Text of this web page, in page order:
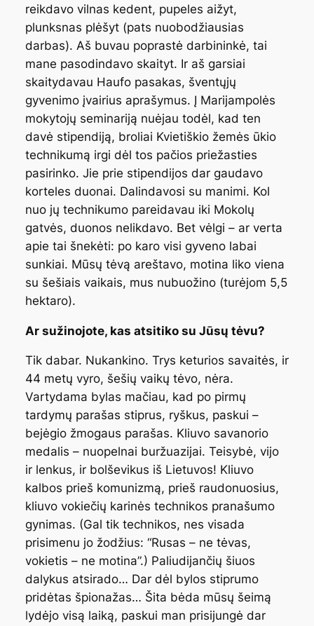
reikdavo vilnas kedent, pupeles aižyt,
plunksnas plėšyt (pats nuobodžiausias
darbas). Aš buvau poprastė darbininkė, tai
mane pasodindavo skaityt. Ir aš garsiai
skaitydavau Haufo pasakas, šventųjų
gyvenimo įvairius aprašymus. Į Marijampolės
mokytojų seminariją nuėjau todėl, kad ten
davė stipendiją, broliai Kvietiškio žemės ūkio
technikumą irgi dėl tos pačios priežasties
pasirinko. Jie prie stipendijos dar gaudavo
korteles duonai. Dalindavosi su manimi. Kol
nuo jų technikumo pareidavau iki Mokolų
gatvės, duonos nelikdavo. Bet vėlgi – ar verta
apie tai šnekėti: po karo visi gyveno labai
sunkiai. Mūsų tėvą areštavo, motina liko viena
su šešiais vaikais, mus nubuožino (turėjom 5,5
hektaro).
Ar sužinojote, kas atsitiko su Jūsų tėvu?
Tik dabar. Nukankino. Trys keturios savaitės, ir
44 metų vyro, šešių vaikų tėvo, nėra.
Vartydama bylas mačiau, kad po pirmų
tardymų parašas stiprus, ryškus, paskui –
bejėgio žmogaus parašas. Kliuvo savanorio
medalis – nuopelnai buržuazijai. Teisybė, vijo
ir lenkus, ir bolševikus iš Lietuvos! Kliuvo
kalbos prieš komunizmą, prieš raudonuosius,
kliuvo vokiečių karinės technikos pranašumo
gynimas. (Gal tik technikos, nes visada
prisimenu jo žodžius: “Rusas – ne tėvas,
vokietis – ne motina”.) Paliudijančių šiuos
dalykus atsirado… Dar dėl bylos stiprumo
pridėtas špionažas… Šita bėda mūsų šeimą
lydėjo visą laiką, paskui man prisijungė dar